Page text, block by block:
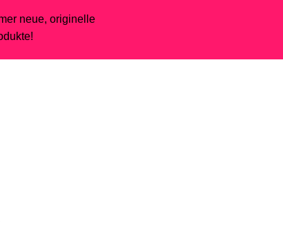
neue, originelle